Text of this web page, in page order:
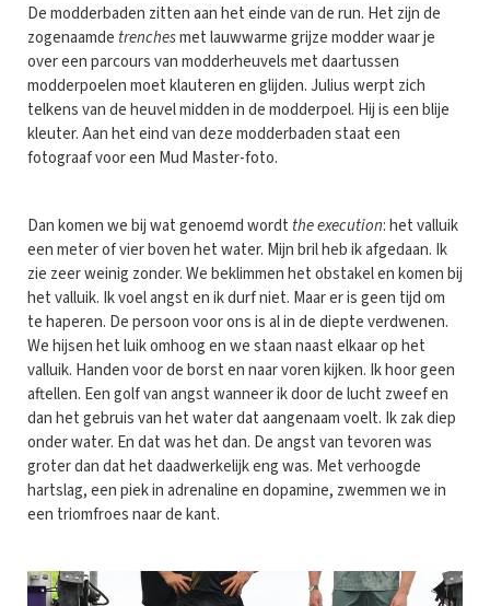
De modderbaden zitten aan het einde van de run. Het zijn de
zogenaamde trenchesmet lauwwarme grijze modder waar je
over een parcours van modderheuvels met daartussen
modderpoelen moet klauteren en glijden. Julius werpt zich
telkens van de heuvel midden in de modderpoel. Hij is een blije
kleuter. Aan het eind van deze modderbaden staat een
fotograaf voor een Mud Master-foto.
Dan komen we bij wat genoemd wordt the execution: het valluik
een meter of vier boven het water. Mijn bril heb ik afgedaan. Ik
zie zeer weinig zonder. We beklimmen het obstakel en komen bij
het valluik. Ik voel angst en ik durf niet. Maar er is geen tijd om
te haperen. De persoon voor ons is al in de diepte verdwenen.
We hijsen het luik omhoog en we staan naast elkaar op het
valluik. Handen voor de borst en naar voren kijken. Ik hoor geen
aftellen. Een golf van angst wanneer ik door de lucht zweef en
dan het gebruis van het water dat aangenaam voelt. Ik zak diep
onder water. En dat was het dan. De angst van tevoren was
groter dan dat het daadwerkelijk eng was. Met verhoogde
hartslag, een piek in adrenaline en dopamine, zwemmen we in
een triomfroes naar de kant.